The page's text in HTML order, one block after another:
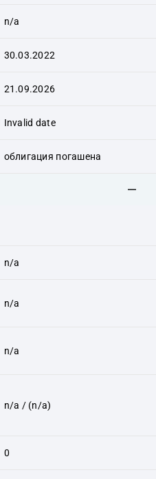
n/a
30.03.2022
21.09.2026
Invalid date
облигация погашена
n/a
n/a
n/a
n/a / (n/a)
0